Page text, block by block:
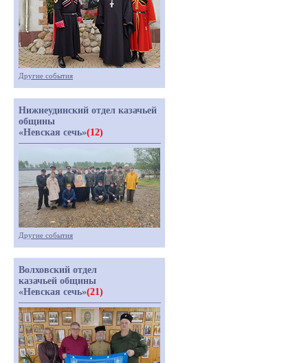
Другие события
Нижнеудинский отдел казачьей
общины
«Невская сечь»(12)
Другие события
Волховский отдел
казачьей общины
«Невская сечь»(21)